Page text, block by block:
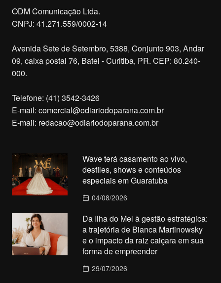
ODM Comunicação Ltda.
CNPJ: 41.271.559/0002-14
Avenida Sete de Setembro, 5388, Conjunto 903, Andar
09, caixa postal 76, Batel - Curitiba, PR. CEP: 80.240-
000.
Telefone: (41) 3542-3426
E-mail: comercial@odiariodoparana.com.br
E-mail: redacao@odiariodoparana.com.br
Wave terá casamento ao vivo,
desfiles, shows e conteúdos
especiais em Guaratuba
04/08/2026
Da Ilha do Mel à gestão estratégica:
a trajetória de Bianca Martinowsky
e o impacto da raiz caiçara em sua
forma de empreender
29/07/2026